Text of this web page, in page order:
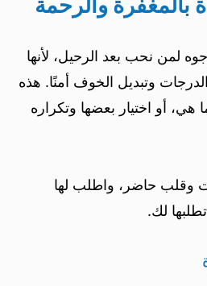
بالمغفرة والرحمة
لمن نحب بعد الرحيل، لأنها
وتبديل الخوف أمنًا. هذه
هي، أو اختيار بعضها وتكراره
وقلب حاضر، واطلب لها
لك.